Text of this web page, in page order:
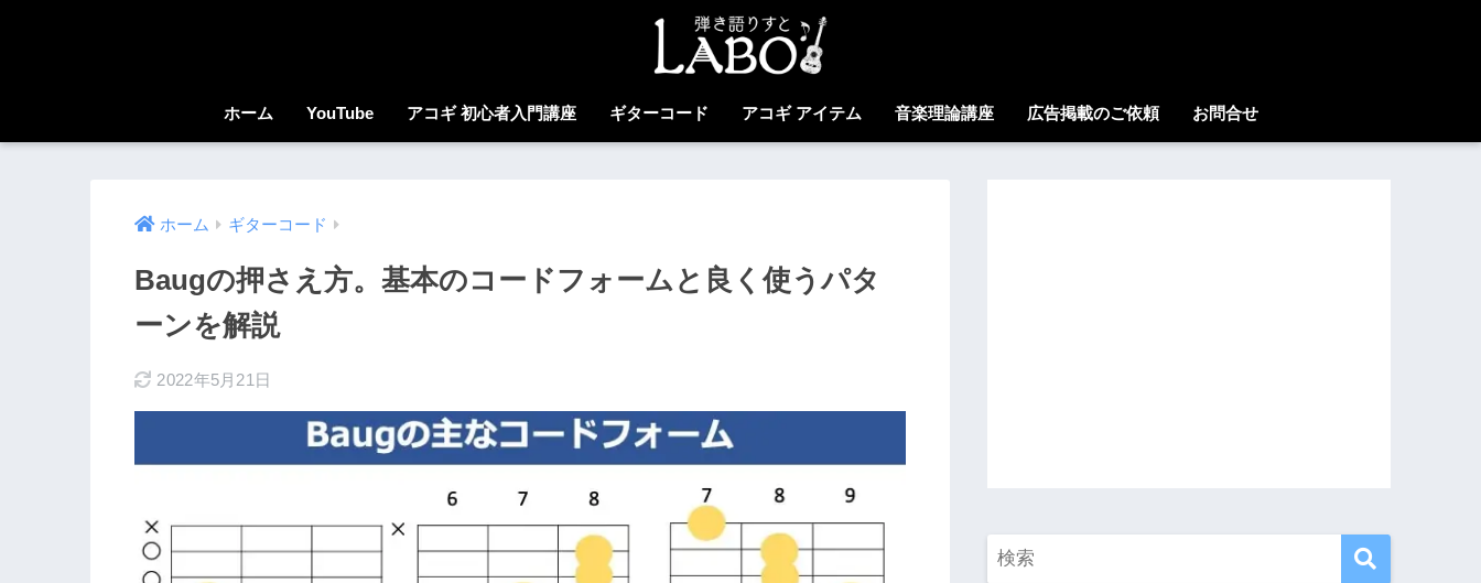
ホーム YouTube アコギ 初心者入門講座 ギターコード アコギ アイテム 音楽理論講座 広告掲載のご依頼 お問合せ
ホーム ギターコード
Baugの押さえ方。基本のコードフォームと良く使うパタ
ーンを解説
2022年5月21日